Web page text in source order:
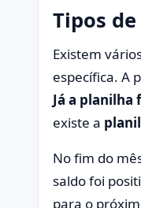
Tipos
Existem
específica. A
Já a
existe a
No fim do
saldo foi
para o